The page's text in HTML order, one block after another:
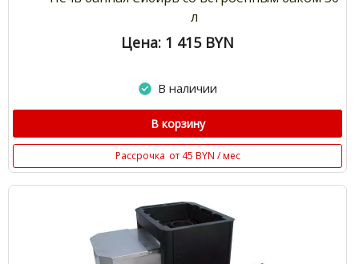
л
Цена: 1 415 BYN
В наличии
В корзину
Рассрочка от 45 BYN / мес